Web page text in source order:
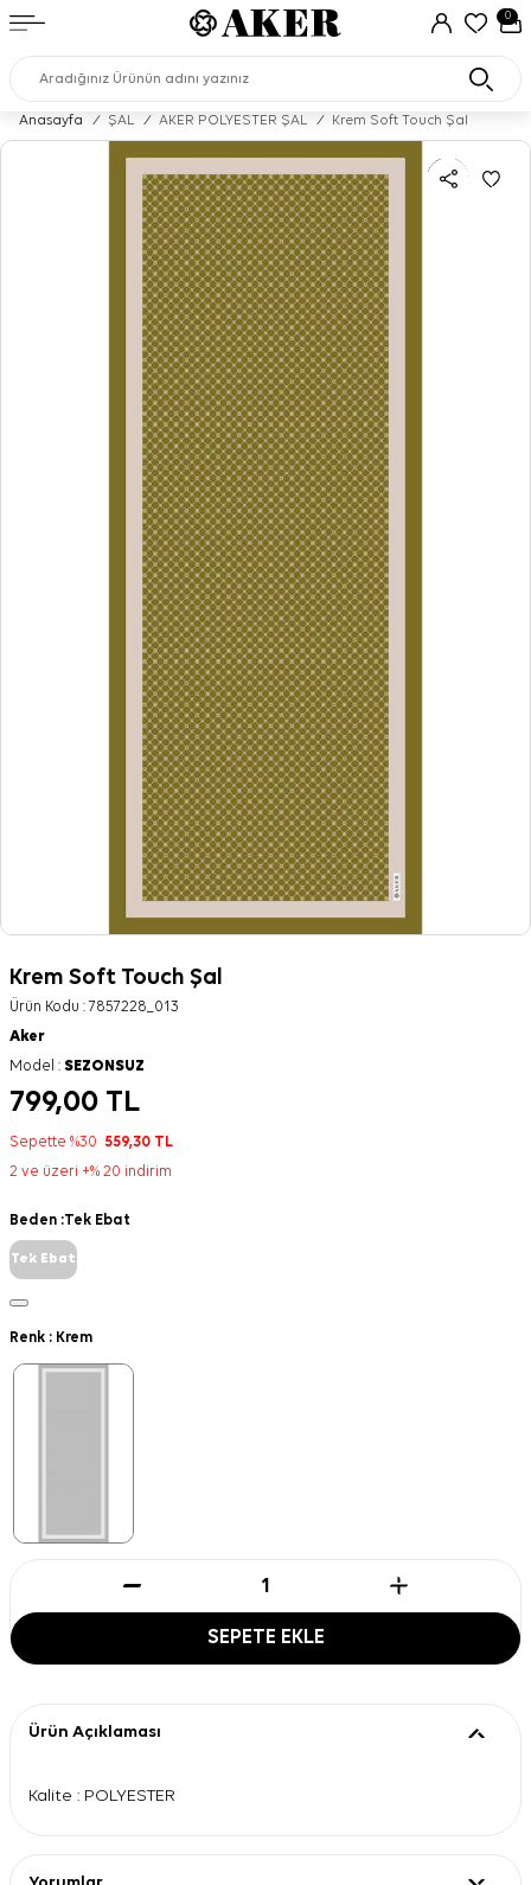
0
Anasayfa / ŞAL / AKER POLYESTER ŞAL / Krem Soft Touch Şal
Krem Soft Touch Şal
Ürün Kodu :7857228_013
Aker
Model : SEZONSUZ
799,00 TL
Sepette %30 559,30 TL
2 ve üzeri +% 20 indirim
Beden :Tek Ebat
Tek Ebat
Renk : Krem
SEPETE EKLE
Ürün Açıklaması
Kalite : POLYESTER